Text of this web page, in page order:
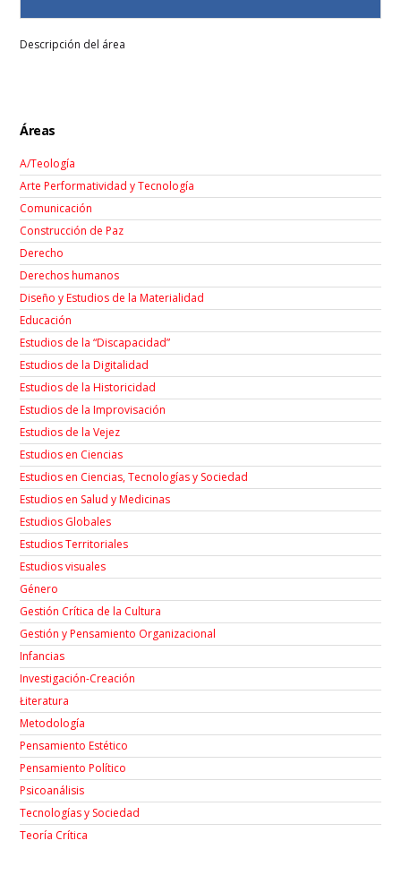
Descripción del área
Áreas
A/Teología
Arte Performatividad y Tecnología
Comunicación
Construcción de Paz
Derecho
Derechos humanos
Diseño y Estudios de la Materialidad
Educación
Estudios de la “Discapacidad”
Estudios de la Digitalidad
Estudios de la Historicidad
Estudios de la Improvisación
Estudios de la Vejez
Estudios en Ciencias
Estudios en Ciencias, Tecnologías y Sociedad
Estudios en Salud y Medicinas
Estudios Globales
Estudios Territoriales
Estudios visuales
Género
Gestión Crítica de la Cultura
Gestión y Pensamiento Organizacional
Infancias
Investigación-Creación
Łiteratura
Metodología
Pensamiento Estético
Pensamiento Político
Psicoanálisis
Tecnologías y Sociedad
Teoría Crítica